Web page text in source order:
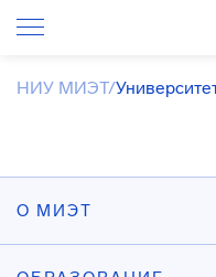
НИУ МИЭТ/
О МИЭТ